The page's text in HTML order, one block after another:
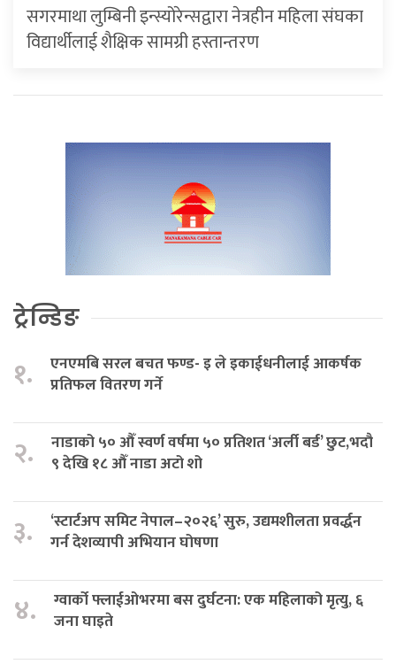
सगरमाथा लुम्बिनी इन्स्योरेन्सद्वारा नेत्रहीन महिला संघका
विद्यार्थीलाई शैक्षिक सामग्री हस्तान्तरण
ट्रेन्डिङ
१.
एनएमबि सरल बचत फण्ड- इ ले इकाईधनीलाई आकर्षक
प्रतिफल वितरण गर्ने
२.
नाडाको ५० औँ स्वर्ण वर्षमा ५० प्रतिशत ‘अर्ली बर्ड’ छुट,भदौ
९ देखि १८ औँ नाडा अटो शो
३.
‘स्टार्टअप समिट नेपाल–२०२६’ सुरु, उद्यमशीलता प्रवर्द्धन
गर्न देशव्यापी अभियान घोषणा
४.
ग्वार्को फ्लाईओभरमा बस दुर्घटना: एक महिलाको मृत्यु, ६
जना घाइते